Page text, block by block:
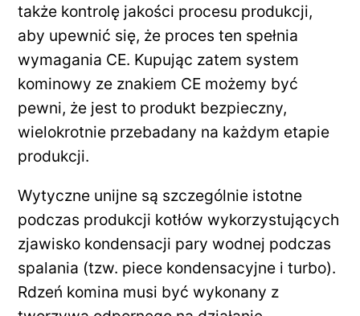
także kontrolę jakości procesu produkcji,
aby upewnić się, że proces ten spełnia
wymagania CE. Kupując zatem system
kominowy ze znakiem CE możemy być
pewni, że jest to produkt bezpieczny,
wielokrotnie przebadany na każdym etapie
produkcji.
Wytyczne unijne są szczególnie istotne
podczas produkcji kotłów wykorzystujących
zjawisko kondensacji pary wodnej podczas
spalania (tzw. piece kondensacyjne i turbo).
Rdzeń komina musi być wykonany z